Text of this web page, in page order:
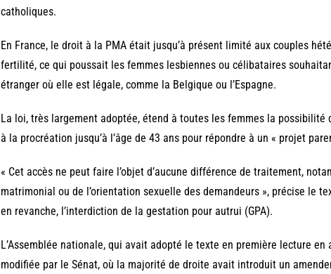
catholiques.
En France, le droit à la PMA était jusqu’à présent limité aux couples
fertilité, ce qui poussait les femmes lesbiennes ou célibataires
étranger où elle est légale, comme la Belgique ou l’Espagne.
La loi, très largement adoptée, étend à toutes les femmes la possibilité
à la procréation jusqu’à l’âge de 43 ans pour répondre à un « projet
« Cet accès ne peut faire l’objet d’aucune différence de traitement,
matrimonial ou de l’orientation sexuelle des demandeurs », précise le
en revanche, l’interdiction de la gestation pour autrui (GPA).
L’Assemblée nationale, qui avait adopté le texte en première lecture
modifiée par le Sénat, où la majorité de droite avait introduit un